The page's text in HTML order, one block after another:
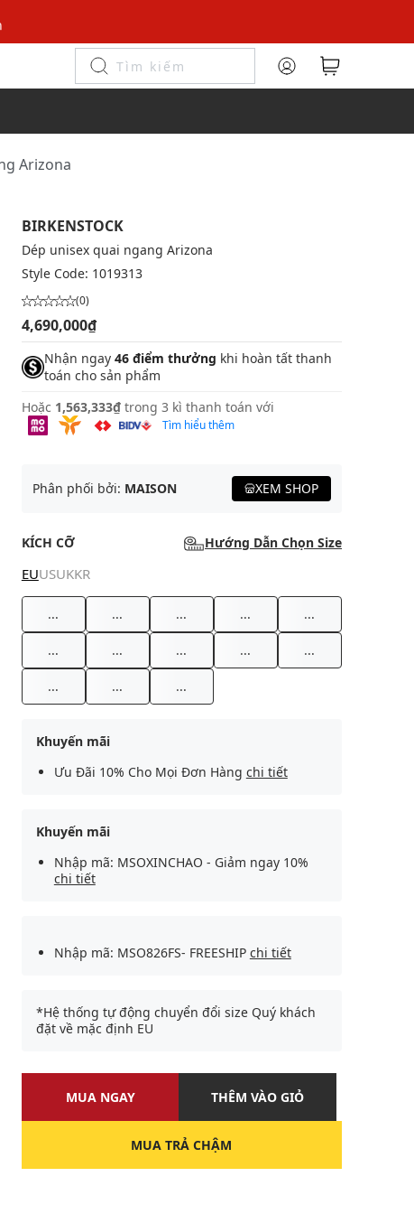
Arizona
BIRKENSTOCK
Dép unisex quai ngang Arizona
Style Code: 1019313
(0)
4,690,000₫
Nhận ngay 46 điểm thưởng khi hoàn tất thanh
toán cho sản phẩm
Hoặc 1,563,333₫ trong 3 kì thanh toán với
Tìm hiểu thêm
Phân phối bởi: MAISON XEM SHOP
KÍCH CỠ Hướng Dẫn Chọn Size
EUUSUKKR
... ... ... ... ...
... ... ... ... ...
... ... ...
Khuyến mãi
Ưu Đãi 10% Cho Mọi Đơn Hàng chi tiết
Khuyến mãi
Nhập mã: MSOXINCHAO - Giảm ngay 10%
chi tiết
Nhập mã: MSO826FS- FREESHIP chi tiết
*Hệ thống tự động chuyển đổi size Quý khách
đặt về mặc định EU
MUA NGAY THÊM VÀO GIỎ
MUA TRẢ CHẬM